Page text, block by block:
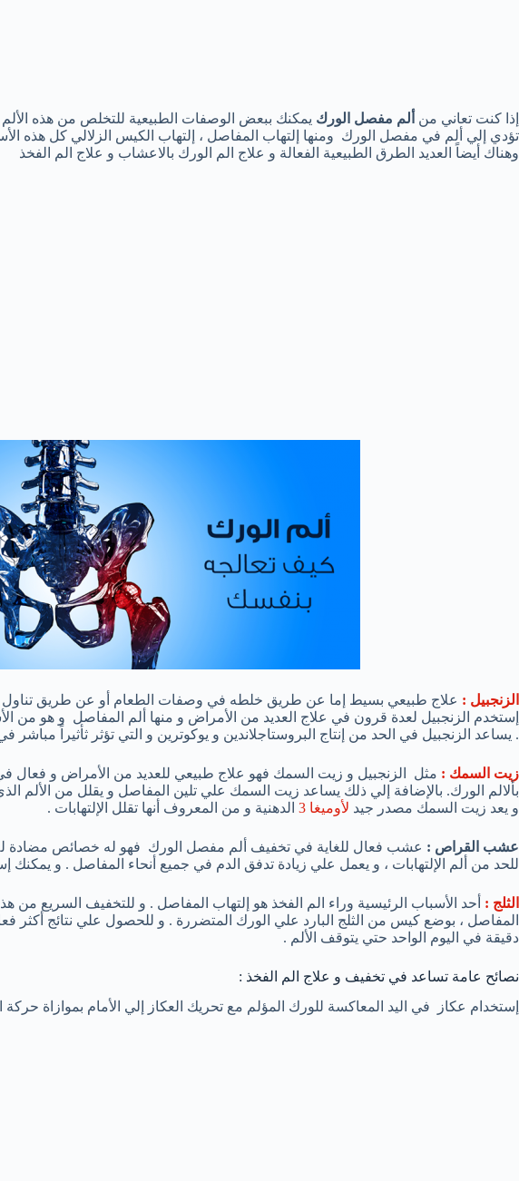
إذا كنت تعاني من ألم مفصل الورك يمكنك ببعض الوصفات الطبيعية للتخلص من هذه الألم
تؤدي إلي ألم في مفصل الورك ومنها إلتهاب المفاصل ، إلتهاب الكيس الزلالي كل هذه
وهناك أيضاً العديد الطرق الطبيعية الفعالة و علاج الم الورك بالاعشاب و علاج الم الفخذ
الزنجبيل : علاج طبيعي بسيط إما عن طريق خلطه في وصفات الطعام أو عن طريق تناول
إستخدم الزنجبيل لعدة قرون في علاج العديد من الأمراض و منها ألم المفاصل و هو من
. يساعد الزنجبيل في الحد من إنتاج البروستاجلاندين و يوكوترين و التي تؤثر ثأثيراً
زيت السمك : مثل الزنجبيل و زيت السمك فهو علاج طبيعي للعديد من الأمراض و فعال
بألالم الورك. بالإضافة إلي ذلك يساعد زيت السمك علي تلين المفاصل و يقلل من الألم
و يعد زيت السمك مصدر جيد لأوميغا 3 الدهنية و من المعروف أنها تقلل الإلتهابات .
عشب القراص : عشب فعال للغاية في تخفيف ألم مفصل الورك فهو له خصائص مضادة
للحد من ألم الإلتهابات ، و يعمل علي زيادة تدفق الدم في جميع أنحاء المفاصل . و
الثلج : أحد الأسباب الرئيسية وراء الم الفخذ هو إلتهاب المفاصل . و للتخفيف السريع من
دقيقة في اليوم الواحد حتي يتوقف الألم .
نصائح عامة تساعد في تخفيف و علاج الم الفخذ :
إستخدام عكاز في اليد المعاكسة للورك المؤلم مع تحريك العكاز إلي الأمام بموازاة